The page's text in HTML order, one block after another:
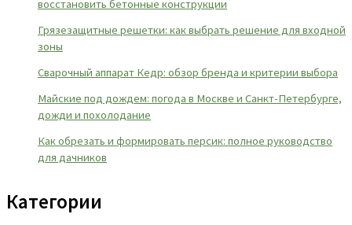
восстановить бетонные конструкции
Грязезащитные решетки: как выбрать решение для входной
зоны
Сварочный аппарат Кедр: обзор бренда и критерии выбора
Майские под дождем: погода в Москве и Санкт-Петербурге,
дожди и похолодание
Как обрезать и формировать персик: полное руководство
для дачников
Категории